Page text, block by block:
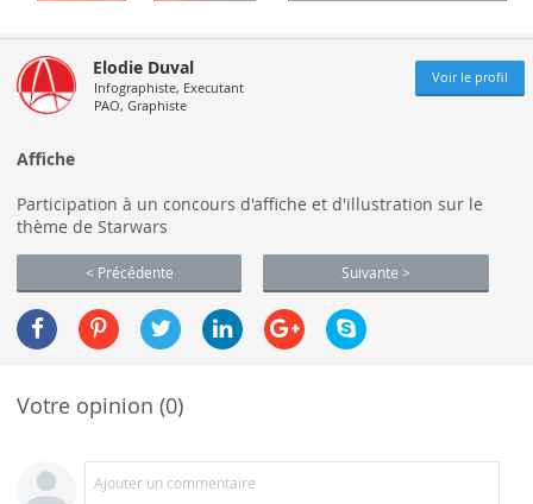
Elodie Duval
Infographiste, Executant
PAO, Graphiste
Voir le profil
Affiche
Participation à un concours d'affiche et d'illustration sur le
thème de Starwars
< Précédente Suivante >
Votre opinion (0)
Ajouter un commentaire